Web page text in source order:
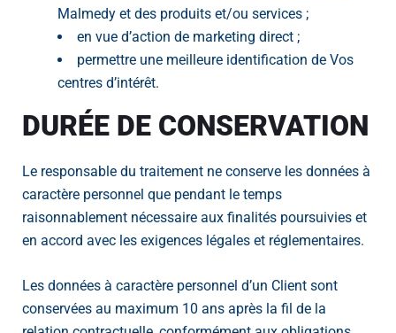
Malmedy et des produits et/ou services ;
en vue d’action de marketing direct ;
permettre une meilleure identification de Vos
centres d’intérêt.
DURÉE DE CONSERVATION
Le responsable du traitement ne conserve les données à
caractère personnel que pendant le temps
raisonnablement nécessaire aux finalités poursuivies et
en accord avec les exigences légales et réglementaires.
Les données à caractère personnel d’un Client sont
conservées au maximum 10 ans après la fil de la